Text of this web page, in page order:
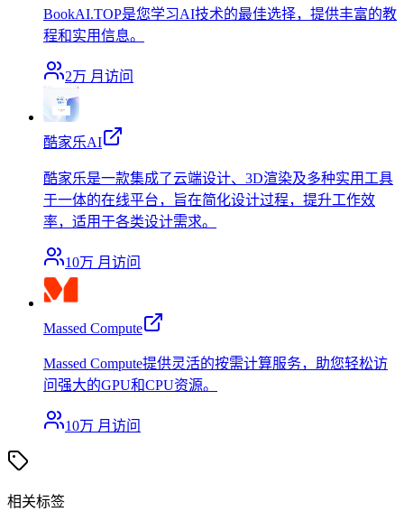
BookAI.TOP是您学习AI技术的最佳选择，提供丰富的教
程和实用信息。
2万 月访问
酷家乐AI
酷家乐是一款集成了云端设计、3D渲染及多种实用工具
于一体的在线平台，旨在简化设计过程，提升工作效
率，适用于各类设计需求。
10万 月访问
Massed Compute
Massed Compute提供灵活的按需计算服务，助您轻松访
问强大的GPU和CPU资源。
10万 月访问
相关标签